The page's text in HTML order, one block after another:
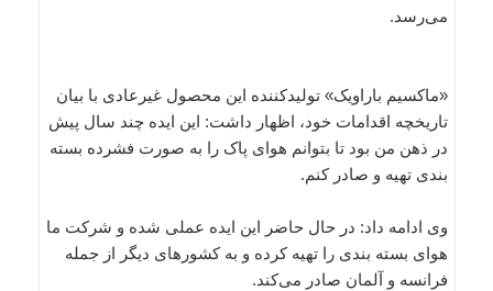
می‌رسد.
«ماکسیم باراویک» تولیدکننده این محصول غیرعادی با بیان
تاریخچه اقدامات خود، اظهار داشت: این ایده چند سال پیش
در ذهن من بود تا بتوانم هوای پاک را به صورت فشرده بسته
بندی تهیه و صادر کنم.
وی ادامه داد: در حال حاضر این ایده عملی شده و شرکت ما
هوای بسته بندی را تهیه کرده و به کشورهای دیگر از جمله
فرانسه و آلمان صادر می‌کند.